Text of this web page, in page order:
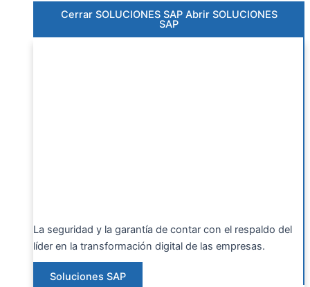
Cerrar SOLUCIONES SAP Abrir SOLUCIONES
SAP
La seguridad y la garantía de contar con el respaldo del
líder en la transformación digital de las empresas.
Soluciones SAP